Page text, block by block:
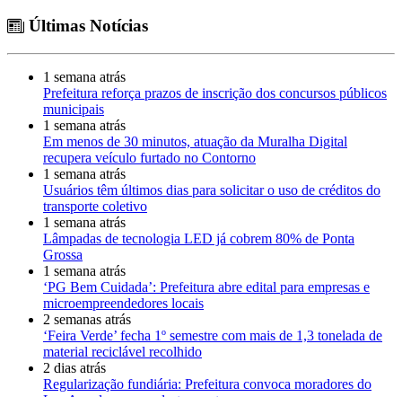
Últimas Notícias
1 semana atrás
Prefeitura reforça prazos de inscrição dos concursos públicos
municipais
1 semana atrás
Em menos de 30 minutos, atuação da Muralha Digital
recupera veículo furtado no Contorno
1 semana atrás
Usuários têm últimos dias para solicitar o uso de créditos do
transporte coletivo
1 semana atrás
Lâmpadas de tecnologia LED já cobrem 80% de Ponta
Grossa
1 semana atrás
‘PG Bem Cuidada’: Prefeitura abre edital para empresas e
microempreendedores locais
2 semanas atrás
‘Feira Verde’ fecha 1º semestre com mais de 1,3 tonelada de
material reciclável recolhido
2 dias atrás
Regularização fundiária: Prefeitura convoca moradores do